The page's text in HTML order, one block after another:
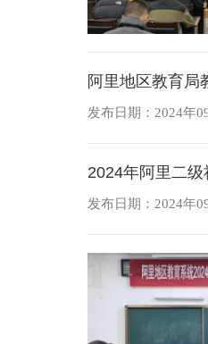
阿里地区教育局
发布日期：2024年
2024年阿里二
发布日期：2024年